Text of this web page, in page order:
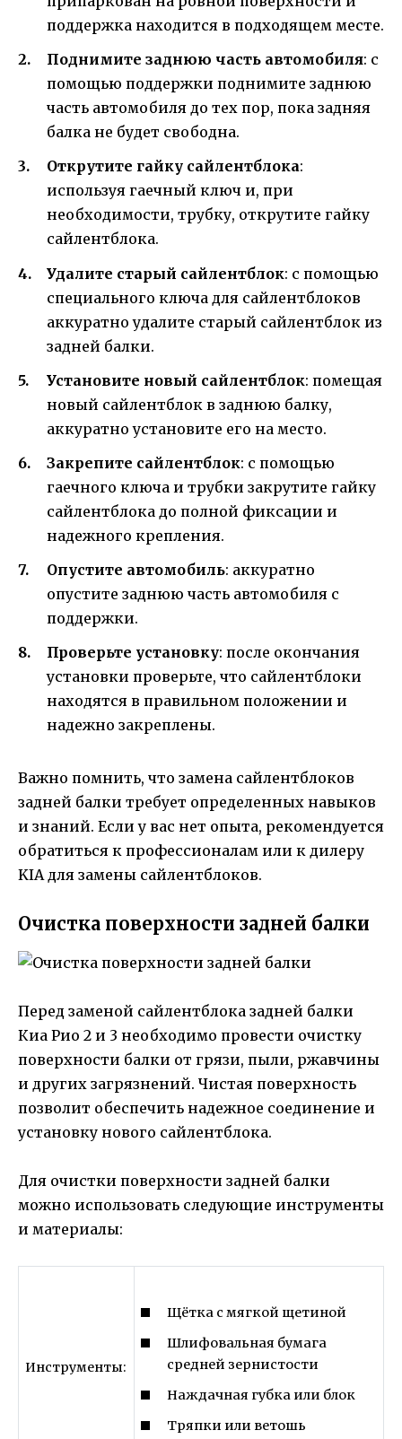
поддержка находится в подходящем месте.
Поднимите заднюю часть автомобиля: с
помощью поддержки поднимите заднюю
часть автомобиля до тех пор, пока задняя
балка не будет свободна.
Открутите гайку сайлентблока:
используя гаечный ключ и, при
необходимости, трубку, открутите гайку
сайлентблока.
Удалите старый сайлентблок: с помощью
специального ключа для сайлентблоков
аккуратно удалите старый сайлентблок из
задней балки.
Установите новый сайлентблок: помещая
новый сайлентблок в заднюю балку,
аккуратно установите его на место.
Закрепите сайлентблок: с помощью
гаечного ключа и трубки закрутите гайку
сайлентблока до полной фиксации и
надежного крепления.
Опустите автомобиль: аккуратно
опустите заднюю часть автомобиля с
поддержки.
Проверьте установку: после окончания
установки проверьте, что сайлентблоки
находятся в правильном положении и
надежно закреплены.
Важно помнить, что замена сайлентблоков
задней балки требует определенных навыков
и знаний. Если у вас нет опыта, рекомендуется
обратиться к профессионалам или к дилеру
KIA для замены сайлентблоков.
Очистка поверхности задней балки
Перед заменой сайлентблока задней балки
Киа Рио 2 и 3 необходимо провести очистку
поверхности балки от грязи, пыли, ржавчины
и других загрязнений. Чистая поверхность
позволит обеспечить надежное соединение и
установку нового сайлентблока.
Для очистки поверхности задней балки
можно использовать следующие инструменты
и материалы:
Инструменты:
Щётка с мягкой щетиной
Шлифовальная бумага
средней зернистости
Наждачная губка или блок
Тряпки или ветошь